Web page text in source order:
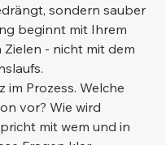
sondern sauber
beginnt mit Ihrem
- nicht mit dem
im Prozess. Welche
vor? Wie wird
mit wem und in